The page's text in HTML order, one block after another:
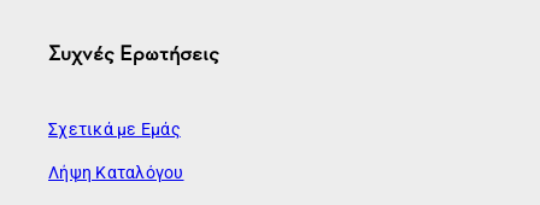
Συχνές Ερωτήσεις
Σχετικά με Εμάς
Λήψη Καταλόγου